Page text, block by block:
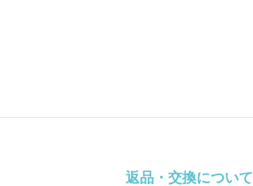
返品・交換について